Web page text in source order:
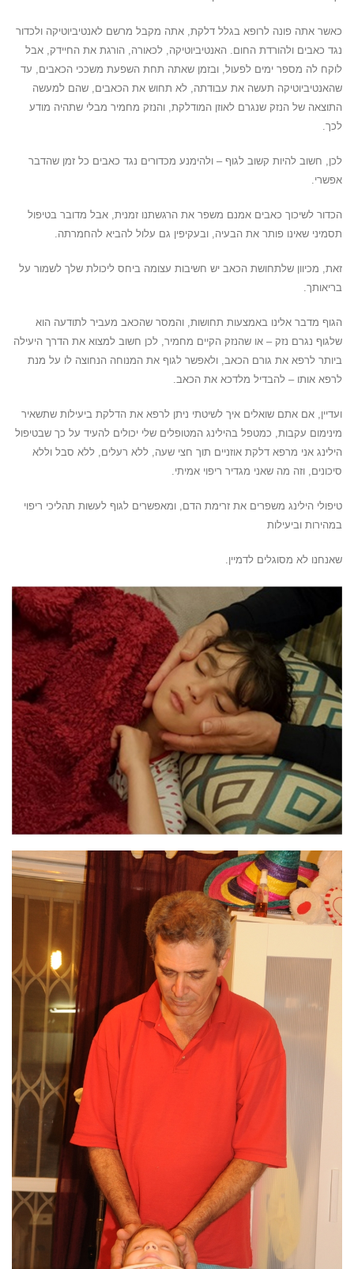
כאשר אתה פונה לרופא בגלל דלקת, אתה מקבל מרשם לאנטיביוטיקה ולכדור
נגד כאבים ולהורדת החום. האנטיביוטיקה, לכאורה, הורגת את החיידק, אבל
לוקח לה מספר ימים לפעול, ובזמן שאתה תחת השפעת משככי הכאבים, עד
שהאנטיביוטיקה תעשה את עבודתה, לא תחוש את הכאבים, שהם למעשה
התוצאה של הנזק שנגרם לאוזן המודלקת, והנזק מחמיר מבלי שתהיה מודע
לכך.
לכן, חשוב להיות קשוב לגוף – ולהימנע מכדורים נגד כאבים כל זמן שהדבר
אפשרי.
הכדור לשיכוך כאבים אמנם משפר את הרגשתנו זמנית, אבל מדובר בטיפול
תסמיני שאינו פותר את הבעיה, ובעקיפין גם עלול להביא להחמרתה.
זאת, מכיוון שלתחושת הכאב יש חשיבות עצומה ביחס ליכולת שלך לשמור על
בריאותך.
הגוף מדבר אלינו באמצעות תחושות, והמסר שהכאב מעביר לתודעה הוא
שלגוף נגרם נזק – או שהנזק הקיים מחמיר, לכן חשוב למצוא את הדרך היעילה
ביותר לרפא את גורם הכאב, ולאפשר לגוף את המנוחה הנחוצה לו על מנת
לרפא אותו – להבדיל מלדכא את הכאב.
ועדיין, אם אתם שואלים איך לשיטתי ניתן לרפא את הדלקת ביעילות שתשאיר
מינימום עקבות, כמטפל בהילינג המטופלים שלי יכולים להעיד על כך שבטיפול
הילינג אני מרפא דלקת אוזניים תוך חצי שעה, ללא רעלים, ללא סבל וללא
סיכונים, וזה מה שאני מגדיר ריפוי אמיתי.
טיפולי הילינג משפרים את זרימת הדם, ומאפשרים לגוף לעשות תהליכי ריפוי
במהירות וביעילות
שאנחנו לא מסוגלים לדמיין.